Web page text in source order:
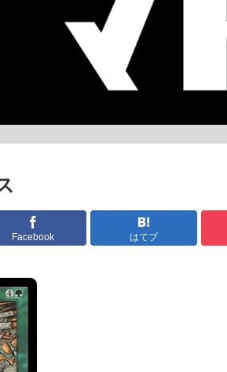
Facebook はてブ